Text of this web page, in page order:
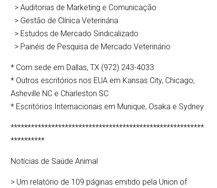
> Auditorias de Marketing e Comunicação
> Gestão de Clínica Veterinária
> Estudos de Mercado Sindicalizado
> Painéis de Pesquisa de Mercado Veterinário
* Com sede em Dallas, TX (972) 243-4033
* Outros escritórios nos EUA em Kansas City, Chicago,
Asheville NC e Charleston SC
* Escritórios Internacionais em Munique, Osaka e Sydney
*********************************************************
**********
Notícias de Saúde Animal
> Um relatório de 109 páginas emitido pela Union of